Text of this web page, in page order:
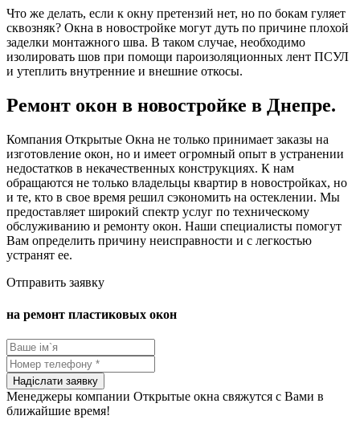
Что же делать, если к окну претензий нет, но по бокам гуляет
сквозняк? Окна в новостройке могут дуть по причине плохой
заделки монтажного шва. В таком случае, необходимо
изолировать шов при помощи пароизоляционных лент ПСУЛ
и утеплить внутренние и внешние откосы.
Ремонт окон в новостройке в Днепре.
Компания Открытые Окна не только принимает заказы на
изготовление окон, но и имеет огромный опыт в устранении
недостатков в некачественных конструкциях. К нам
обращаются не только владельцы квартир в новостройках, но
и те, кто в свое время решил сэкономить на остеклении. Мы
предоставляет широкий спектр услуг по техническому
обслуживанию и ремонту окон. Наши специалисты помогут
Вам определить причину неисправности и с легкостью
устранят ее.
Отправить заявку
на ремонт пластиковых окон
Менеджеры компании Открытые окна свяжутся с Вами в
ближайшие время!